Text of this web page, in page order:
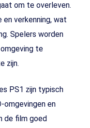
om te overleven.
verkenning, wat
Spelers worden
te
zijn.
PS1 zijn typisch
omgevingen en
de film goed